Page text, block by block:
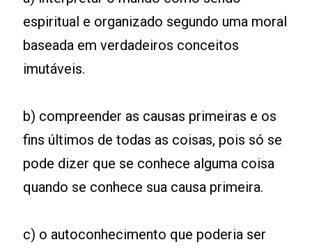
espiritual e organizado segundo uma moral
baseada em verdadeiros conceitos
imutáveis.
b) compreender as causas primeiras e os
fins últimos de todas as coisas, pois só se
pode dizer que se conhece alguma coisa
quando se conhece sua causa primeira.
c) o autoconhecimento que poderia ser